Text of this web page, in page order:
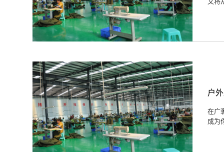
户
在广
成为